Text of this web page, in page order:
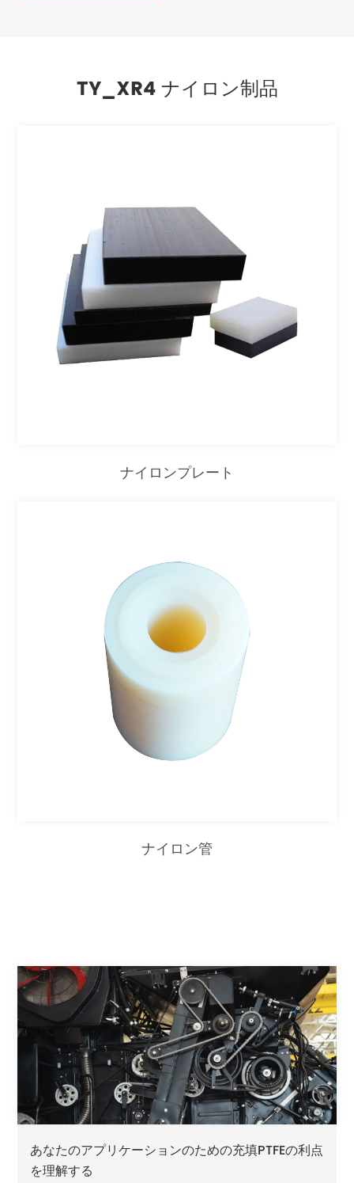
TY_XR4 ナイロン制品
ナイロンプレート
ナイロン管
あなたのアプリケーションのための充填PTFEの利点
を理解する